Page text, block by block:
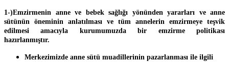
1-)Emzirmenin anne ve bebek sağlığı yönünden yararları ve anne
sütünün öneminin anlatılması ve tüm annelerin emzirmeye teşvik
edilmesi amacıyla kurumumuzda bir emzirme politikası
hazırlanmıştır.
Merkezimizde anne sütü muadillerinin pazarlanması ile ilgili